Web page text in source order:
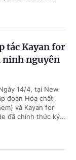
tác Kayan for
ninh nguyên
14/4, tại New
đoàn Hóa chất
và Kayan for
đã chính thức ký...